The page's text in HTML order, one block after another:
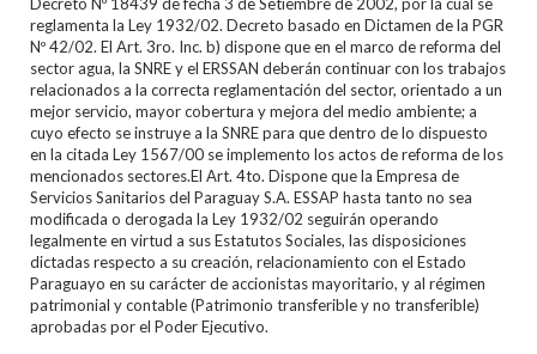
reglamenta la Ley 1932/02. Decreto basado en Dictamen de la PGR
Nº 42/02. El Art. 3ro. Inc. b) dispone que en el marco de reforma del
sector agua, la SNRE y el ERSSAN deberán continuar con los trabajos
relacionados a la correcta reglamentación del sector, orientado a un
mejor servicio, mayor cobertura y mejora del medio ambiente; a
cuyo efecto se instruye a la SNRE para que dentro de lo dispuesto
en la citada Ley 1567/00 se implemento los actos de reforma de los
mencionados sectores.El Art. 4to. Dispone que la Empresa de
Servicios Sanitarios del Paraguay S.A. ESSAP hasta tanto no sea
modificada o derogada la Ley 1932/02 seguirán operando
legalmente en virtud a sus Estatutos Sociales, las disposiciones
dictadas respecto a su creación, relacionamiento con el Estado
Paraguayo en su carácter de accionistas mayoritario, y al régimen
patrimonial y contable (Patrimonio transferible y no transferible)
aprobadas por el Poder Ejecutivo.